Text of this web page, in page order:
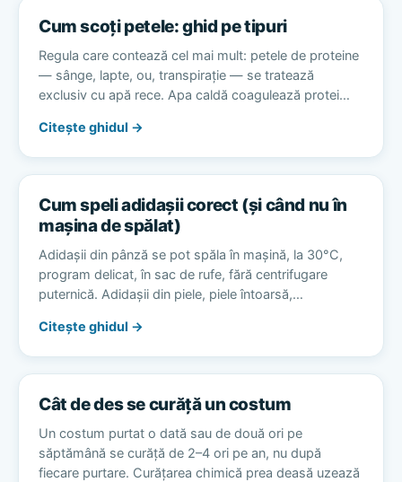
Cum scoți petele: ghid pe tipuri
Regula care contează cel mai mult: petele de proteine
— sânge, lapte, ou, transpirație — se tratează
exclusiv cu apă rece. Apa caldă coagulează protei…
Citește ghidul →
Cum speli adidașii corect (și când nu în
mașina de spălat)
Adidașii din pânză se pot spăla în mașină, la 30°C,
program delicat, în sac de rufe, fără centrifugare
puternică. Adidașii din piele, piele întoarsă,…
Citește ghidul →
Cât de des se curăță un costum
Un costum purtat o dată sau de două ori pe
săptămână se curăță de 2–4 ori pe an, nu după
fiecare purtare. Curățarea chimică prea deasă uzează